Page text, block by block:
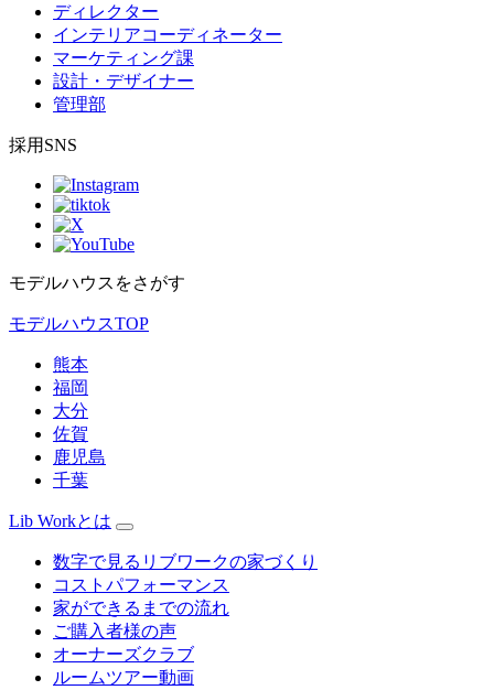
ディレクター
インテリアコーディネーター
マーケティング課
設計・デザイナー
管理部
採用SNS
モデルハウスをさがす
モデルハウスTOP
熊本
福岡
大分
佐賀
鹿児島
千葉
Lib Workとは
数字で見るリブワークの家づくり
コストパフォーマンス
家ができるまでの流れ
ご購入者様の声
オーナーズクラブ
ルームツアー動画